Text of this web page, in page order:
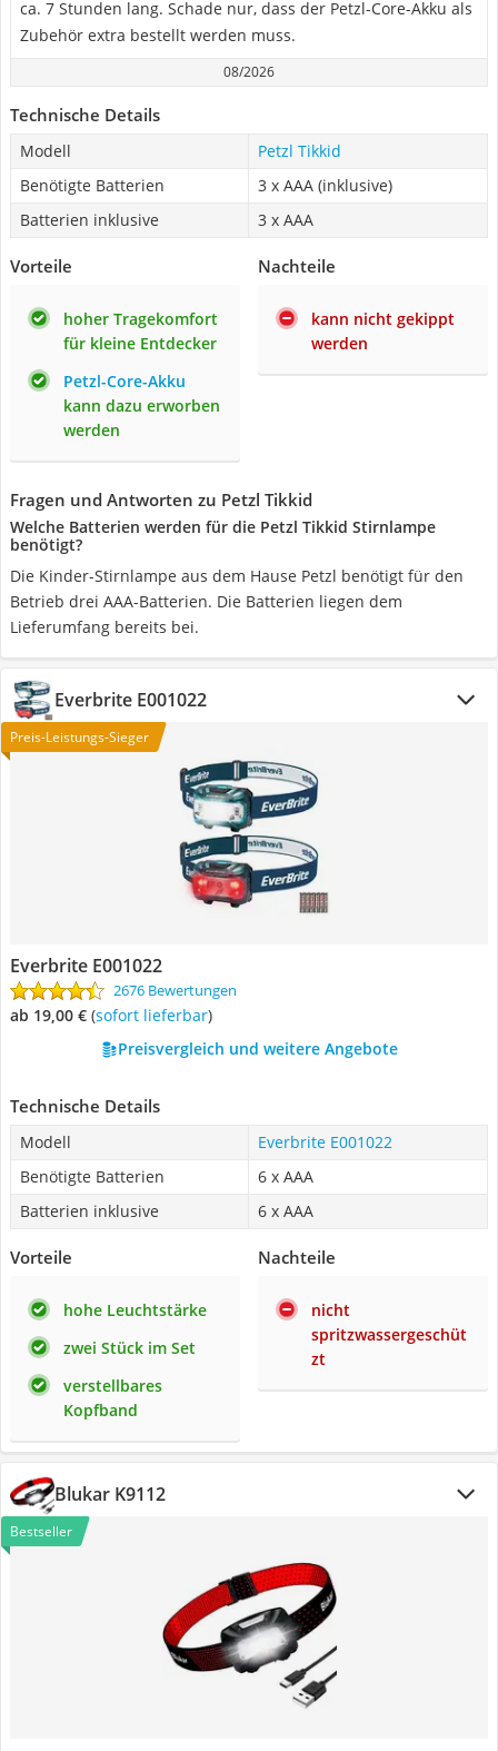
ca. 7 Stunden lang. Schade nur, dass der Petzl-Core-Akku als
Zubehör extra bestellt werden muss.
08/2026
Technische Details
Modell
Petzl Tikkid
Benötigte Batterien
3 x AAA (inklusive)
Batterien inklusive
3 x AAA
Vorteile
hoher Tragekomfort
für kleine Entdecker
Petzl-Core-Akku
kann dazu erworben
werden
Nachteile
kann nicht gekippt
werden
Fragen und Antworten zu Petzl Tikkid
Welche Batterien werden für die Petzl Tikkid Stirnlampe
benötigt?
Die Kinder-Stirnlampe aus dem Hause Petzl benötigt für den
Betrieb drei AAA-Batterien. Die Batterien liegen dem
Lieferumfang bereits bei.
Everbrite E001022
Preis-Leistungs-Sieger
Everbrite E001022
2676 Bewertungen
ab 19,00 € ( Sofort lieferbar)
Preisvergleich und weitere Angebote
Technische Details
Modell
Everbrite E001022
Benötigte Batterien
6 x AAA
Batterien inklusive
6 x AAA
Vorteile
hohe Leuchtstärke
zwei Stück im Set
verstellbares
Kopfband
Nachteile
nicht
spritzwassergeschüt
zt
Blukar K9112
Bestseller